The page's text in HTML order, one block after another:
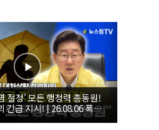
절정' 모든 행정력 총동원!
긴급 지시! | 26.08.06 폭염•
검회의